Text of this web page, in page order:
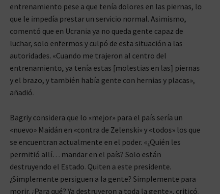
entrenamiento pese a que tenía dolores en las piernas, lo
que le impedía prestar un servicio normal. Asimismo,
comentó que en Ucrania ya no queda gente capaz de
luchar, solo enfermos y culpó de esta situación a las
autoridades. «Cuando me trajeron al centro del
entrenamiento, ya tenía estas [molestias en las] piernas
y el brazo, y también había gente con hernias y placas»,
añadió.
Bagriy considera que lo «mejor» para el país sería un
«nuevo» Maidán en «contra de Zelenski» y «todos» los que
se encuentran actualmente en el poder. «¿Quién les
permitió allí… mandar en el país? Solo están
destruyendo el Estado. Quiten a este presidente.
¿Simplemente persiguen a la gente? Simplemente para
morir. ¿Para qué? Ya destruyeron a toda la gente», criticó.